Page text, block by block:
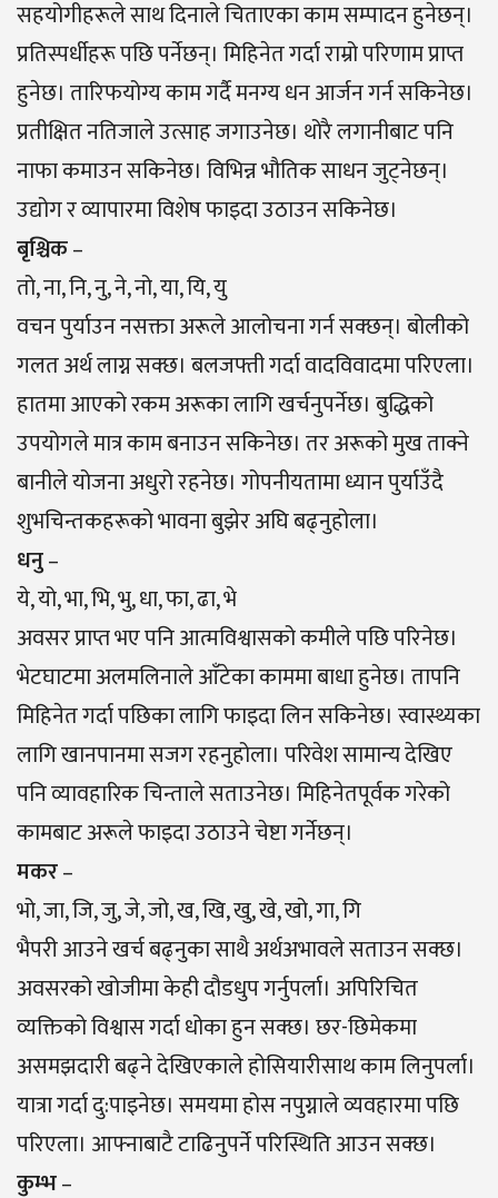
सहयोगीहरूले साथ दिनाले चिताएका काम सम्पादन हुनेछन्।
प्रतिस्पर्धीहरू पछि पर्नेछन्। मिहिनेत गर्दा राम्रो परिणाम प्राप्त
हुनेछ। तारिफयोग्य काम गर्दै मनग्य धन आर्जन गर्न सकिनेछ।
प्रतीक्षित नतिजाले उत्साह जगाउनेछ। थोरै लगानीबाट पनि
नाफा कमाउन सकिनेछ। विभिन्न भौतिक साधन जुट्नेछन्।
उद्योग र व्यापारमा विशेष फाइदा उठाउन सकिनेछ।
बृश्चिक–
तो, ना, नि, नु, ने, नो, या, यि, यु
वचन पुर्याउन नसक्ता अरूले आलोचना गर्न सक्छन्। बोलीको
गलत अर्थ लाग्न सक्छ। बलजफ्ती गर्दा वादविवादमा परिएला।
हातमा आएको रकम अरूका लागि खर्चनुपर्नेछ। बुद्धिको
उपयोगले मात्र काम बनाउन सकिनेछ। तर अरूको मुख ताक्ने
बानीले योजना अधुरो रहनेछ। गोपनीयतामा ध्यान पुर्याउँदै
शुभचिन्तकहरूको भावना बुझेर अघि बढ्नुहोला।
धनु–
ये, यो, भा, भि, भु, धा, फा, ढा, भे
अवसर प्राप्त भए पनि आत्मविश्वासको कमीले पछि परिनेछ।
भेटघाटमा अलमलिनाले आँटेका काममा बाधा हुनेछ। तापनि
मिहिनेत गर्दा पछिका लागि फाइदा लिन सकिनेछ। स्वास्थ्यका
लागि खानपानमा सजग रहनुहोला। परिवेश सामान्य देखिए
पनि व्यावहारिक चिन्ताले सताउनेछ। मिहिनेतपूर्वक गरेको
कामबाट अरूले फाइदा उठाउने चेष्टा गर्नेछन्।
मकर–
भो, जा, जि, जु, जे, जो, ख, खि, खु, खे, खो, गा, गि
भैपरी आउने खर्च बढ्नुका साथै अर्थअभावले सताउन सक्छ।
अवसरको खोजीमा केही दौडधुप गर्नुपर्ला। अपिरिचित
व्यक्तिको विश्वास गर्दा धोका हुन सक्छ। छर-छिमेकमा
असमझदारी बढ्ने देखिएकाले होसियारीसाथ काम लिनुपर्ला।
यात्रा गर्दा दु:पाइनेछ। समयमा होस नपुग्नाले व्यवहारमा पछि
परिएला। आफ्नाबाटै टाढिनुपर्ने परिस्थिति आउन सक्छ।
कुम्भ–